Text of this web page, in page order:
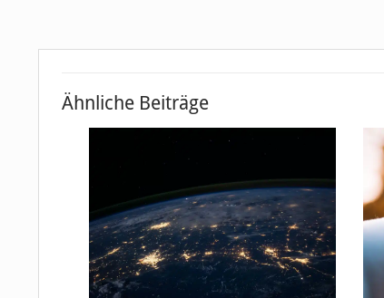
Ähnliche Beiträge